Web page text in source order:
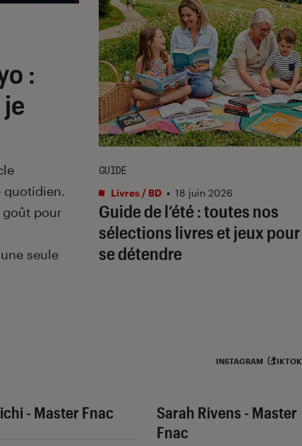
:
quotidien.
goût pour
seule
Guide de l’été : toutes nos
sélections livres et jeux pour
se détendre
GUIDE
Livres / BD • 18 juin 2026
INSTAGRAM TIKTOK
- Master Fnac
Sarah Rivens - Master
Fnac